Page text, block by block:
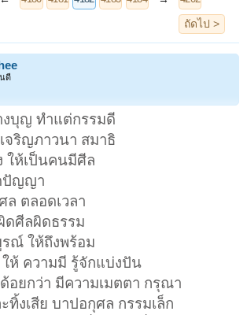
ดี
งบุญ ทำแต่กรรมดี
จริญภาวนา สมาธิ
ให้เป็นคนมีศีล
ปัญญา
ตลอดเวลา
ดศีลผิดธรรม
ณ์ ให้ถึงพร้อม
ห้ ความมี รู้จักแบ่งปัน
อยกว่า มีความเมตตา กรุณา
ทิ้งเสีย บาปอกุศล กรรมเล็ก